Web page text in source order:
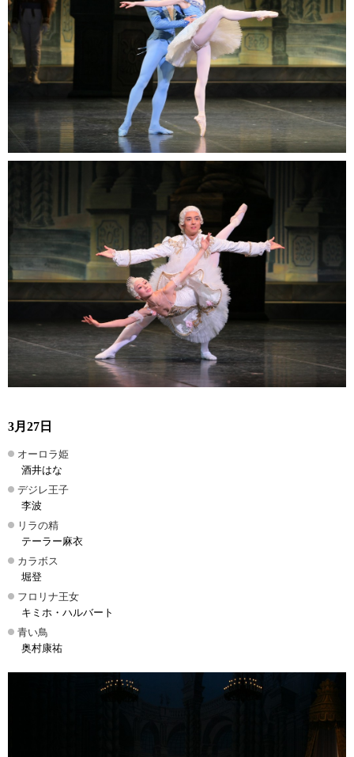
3月27日
オーロラ姫
酒井はな
デジレ王子
李波
リラの精
テーラー麻衣
カラボス
堀登
フロリナ王女
キミホ・ハルバート
青い鳥
奥村康祐